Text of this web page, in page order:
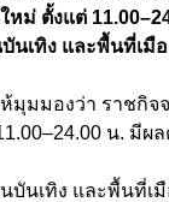
ม่ ตั้งแต่
เทิง และพื้นที่เมื
มมองว่า ราชกิจ
น. มีผ
นเทิง และพื้นที่เ